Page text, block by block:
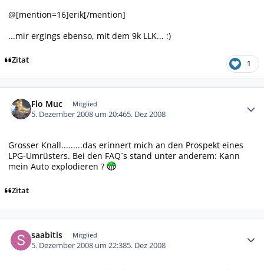
@[mention=16]erik[/mention]
...mir ergings ebenso, mit dem 9k LLK... :)
Zitat 1
Flo Muc Mitglied
5. Dezember 2008 um 20:465. Dez 2008
Grosser Knall.........das erinnert mich an den Prospekt eines
LPG-Umrüsters. Bei den FAQ´s stand unter anderem: Kann
mein Auto explodieren ?
Zitat
saabitis Mitglied
5. Dezember 2008 um 22:385. Dez 2008